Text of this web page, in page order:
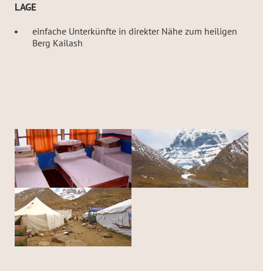
LAGE
einfache Unterkünfte in direkter Nähe zum heiligen
Berg Kailash